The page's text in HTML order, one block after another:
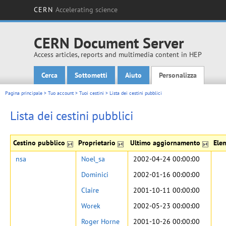
CERN Accelerating science
CERN Document Server
Access articles, reports and multimedia content in HEP
Main menu
Cerca Sottometti Aiuto Personalizza
Pagina principale > Tuo account> Tuoi cestini > Lista dei cestini pubblici
Lista dei cestini pubblici
Cestino pubblico Proprietario Ultimo aggiornamento
nsa Noel_sa 2002-04-24 00:00:00
Dominici
2002-01-16 00:00:00
Claire
2001-10-11 00:00:00
Worek
2002-05-23 00:00:00
Roger Horne
2001-10-26 00:00:00